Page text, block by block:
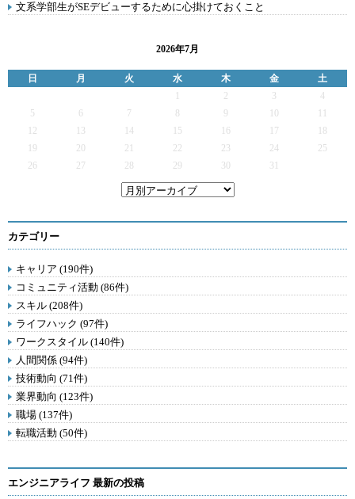
文系学部生がSEデビューするために心掛けておくこと
2026年7月
日 月 火 水 木 金
土
2 3
4
5
6 7 9
12
13 14 15 16 17
19
20 21 22 23 24
25
26
27 28 29 30 31
カテゴリー
キャリア (190件)
コミュニティ活動 (86件)
スキル (208件)
ライフハック (97件)
ワークスタイル (140件)
人間関係 (94件)
技術動向 (71件)
業界動向 (123件)
職場 (137件)
転職活動 (50件)
エンジニアライフ 最新の投稿